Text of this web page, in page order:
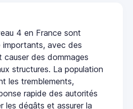
4 en France sont
importants, avec des
causer des dommages
structures. La population
les tremblements,
rapide des autorités
les dégâts et assurer la